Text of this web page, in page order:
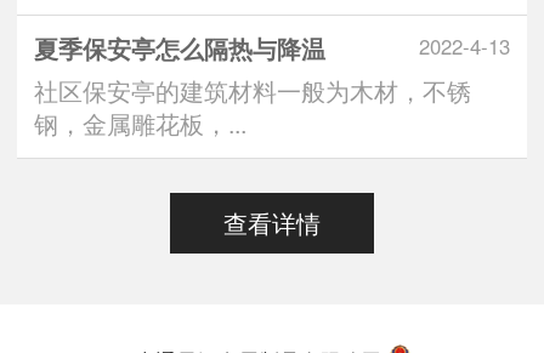
2022-4-13
夏季保安亭怎么隔热与降温
社区保安亭的建筑材料一般为木材，不锈
钢，金属雕花板，...
查看详情